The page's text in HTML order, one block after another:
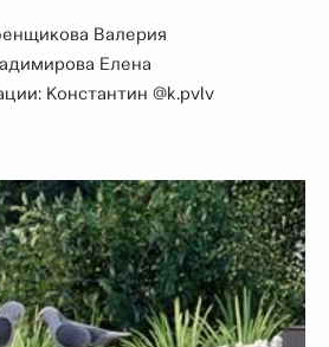
Валерия
Елена
Константин @k.pvlv